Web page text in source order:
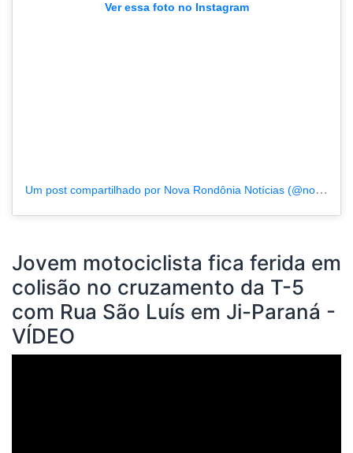
Ver essa foto no Instagram
Um post compartilhado por Nova Rondônia Notícias (@novarondonia)
Jovem motociclista fica ferida em
colisão no cruzamento da T-5
com Rua São Luís em Ji-Paraná -
VÍDEO